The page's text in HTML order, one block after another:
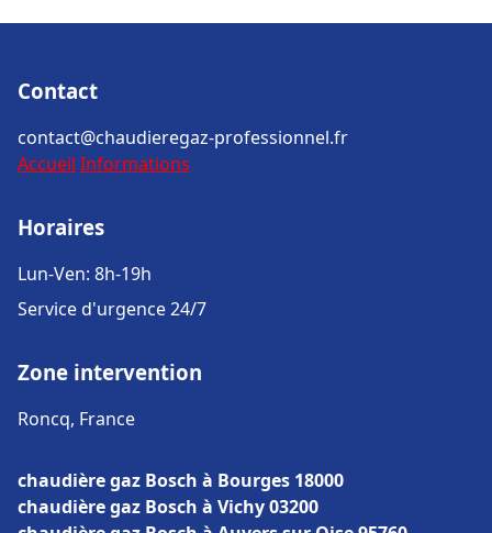
Contact
contact@chaudieregaz-professionnel.fr
Accueil Informations
Horaires
Lun-Ven: 8h-19h
Service d'urgence 24/7
Zone intervention
Roncq, France
chaudière gaz Bosch à Bourges 18000
chaudière gaz Bosch à Vichy 03200